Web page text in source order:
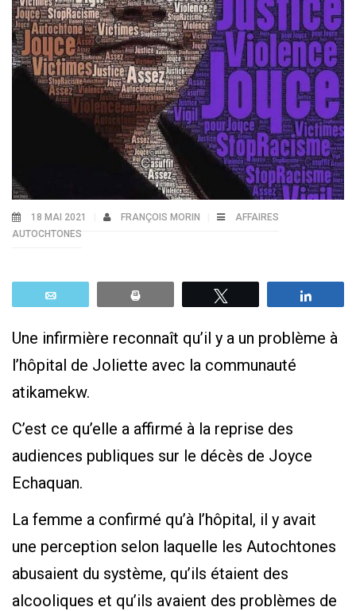
18 MAI 2021 FRANÇOIS MORIN
AFFAIRES
AUTOCHTONES
Une infirmière reconnaît qu’il y a un problème à
l’hôpital de Joliette avec la communauté
atikamekw.
C’est ce qu’elle a affirmé à la reprise des
audiences publiques sur le décès de Joyce
Echaquan.
La femme a confirmé qu’à l’hôpital, il y avait
une perception selon laquelle les Autochtones
abusaient du système, qu’ils étaient des
alcooliques et qu’ils avaient des problèmes de